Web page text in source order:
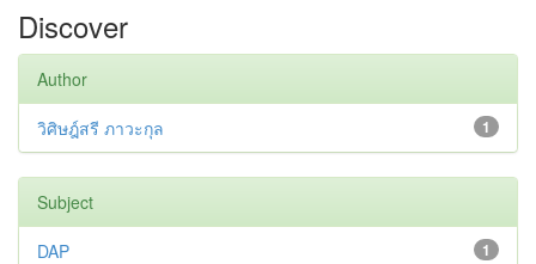
Discover
Author
1
วิศิษฎ์สรี ภาวะกุล
Subject
1
DAP